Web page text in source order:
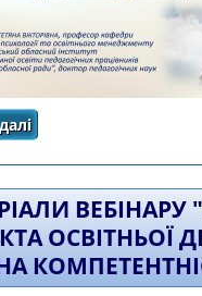
про
ОСВІТНЬОЇ